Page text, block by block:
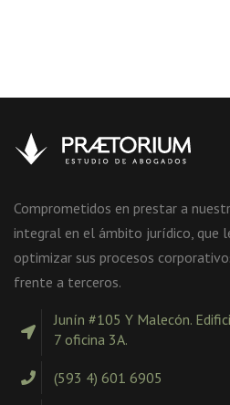
Comprometidos en prestar a
integral en el ámbito jurídico, que
optimizar sus procesos
frente a terceros.
Junín #105 Y Malecón.
7 oficina 3A.
(593 4) 601 6905